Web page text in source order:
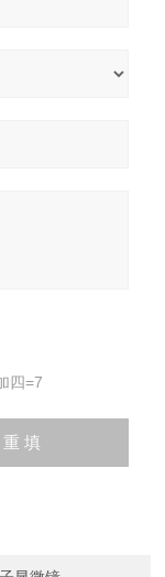
四=7